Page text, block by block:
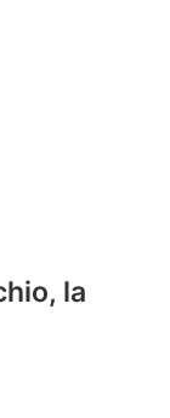
la